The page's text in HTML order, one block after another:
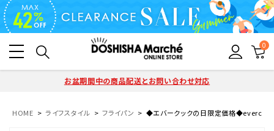
0
お盆期間中の商品配送とお問い合わせ対応
HOME ライフスタイル フライパン ◆エバークックの日限定価格◆evercook(